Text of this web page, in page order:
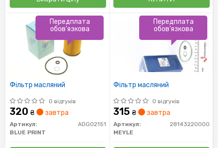
Фільтр масляний
0 відгуків
320 ₴ завтра
Артикул:
ADG02151
BLUE PRINT
Передплата
обов'язкова
Фільтр масляний
0 відгуків
315 ₴ завтра
Артикул:
28143220000
MEYLE
Передплата
обов'язкова